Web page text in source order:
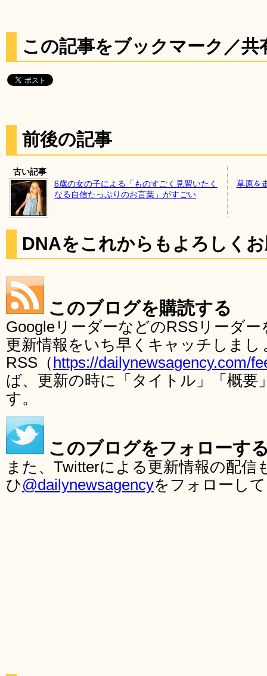
この記事をブックマーク／共
前後の記事
古い記事
6歳の女の子による「ものすごく見習いたく
なる自信たっぷりのお言葉」がすごい
草原を
DNAをこれからもよろしく
このブログを購読する
GoogleリーダーなどのRSSリーダ
更新情報をいち早くキャッチしま
RSS（ https://dailynewsagency.com/
ば、更新の時に「タイトル」「概要
す。
このブログをフォローす
また、Twitterによる更新情報の配
ひ@dailynewsagencyをフォローし